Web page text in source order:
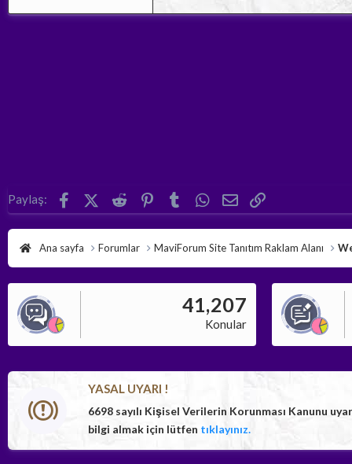
Paylaş: FacebookX (Twitter)
Reddit Pinterest
Tumblr WhatsApp
E-posta
Ana sayfa Forumlar MaviForum Site Tanıtım Raklam Alanı
41,207
Konular
YASAL UYARI !
6698 sayılı Kişisel Verilerin Korunması Kanunu
bilgi almak için lütfen tıklayınız.